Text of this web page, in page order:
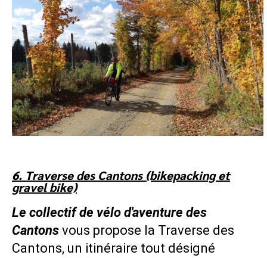
6. Traverse des Cantons (bikepacking et
gravel bike)
Le collectif de vélo d'aventure des
Cantons vous propose la Traverse des
Cantons, un itinéraire tout désigné